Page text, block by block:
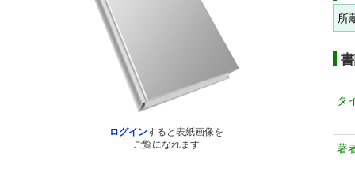
ログインすると表紙画像を
ご覧になれます
所
タ
著